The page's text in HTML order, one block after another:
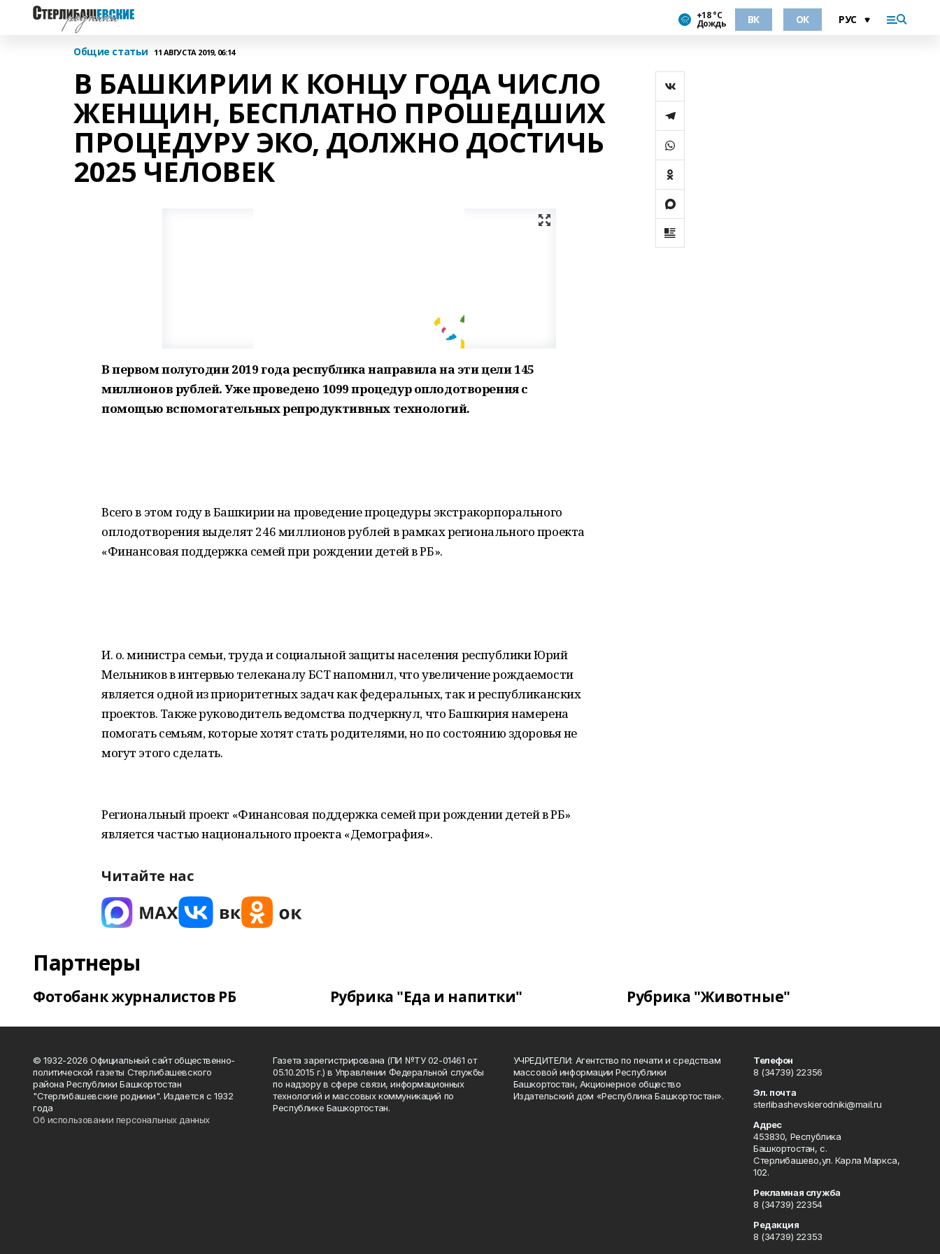
+18 °С
Дождь ВК ОК
Общие статьи 11 АВГУСТА 2019, 06:14
В БАШКИРИИ К КОНЦУ ГОДА ЧИСЛО
ЖЕНЩИН, БЕСПЛАТНО ПРОШЕДШИХ
ПРОЦЕДУРУ ЭКО, ДОЛЖНО ДОСТИЧЬ
2025 ЧЕЛОВЕК
В первом полугодии 2019 года республика направила на эти цели 145
миллионов рублей. Уже проведено 1099 процедур оплодотворения с
помощью вспомогательных репродуктивных технологий.
Всего в этом году в Башкирии на проведение процедуры экстракорпорального
оплодотворения выделят 246 миллионов рублей в рамках регионального проекта
«Финансовая поддержка семей при рождении детей в РБ».
И. о. министра семьи, труда и социальной защиты населения республики Юрий
Мельников в интервью телеканалу БСТ напомнил, что увеличение рождаемости
является одной из приоритетных задач как федеральных, так и республиканских
проектов. Также руководитель ведомства подчеркнул, что Башкирия намерена
помогать семьям, которые хотят стать родителями, но по состоянию здоровья не
могут этого сделать.
Региональный проект «Финансовая поддержка семей при рождении детей в РБ»
является частью национального проекта «Демография».
Читайте нас
Партнеры
Фотобанк журналистов РБ Рубрика "Еда и напитки" Рубрика "Животные"
© 1932-2026 Официальный сайт общественно-
политической газеты Стерлибашевского
района Республики Башкортостан
"Стерлибашевские родники". Издается с 1932
года
Об использовании персональных данных
Газета зарегистрирована (ПИ №ТУ 02-01461 от
05.10.2015 г.) в Управлении Федеральной службы
по надзору в сфере связи, информационных
технологий и массовых коммуникаций по
Республике Башкортостан.
УЧРЕДИТЕЛИ: Агентство по печати и средствам
массовой информации Республики
Башкортостан, Акционерное общество
Издательский дом «Республика Башкортостан».
Телефон
8 (34739) 22356
Эл. почта
sterlibashevskierodniki@mail.ru
Адрес
453830, Республика
Башкортостан, c.
Стерлибашево,ул. Карла Маркса,
102.
Рекламная служба
8 (34739) 22354
Редакция
8 (34739) 22353